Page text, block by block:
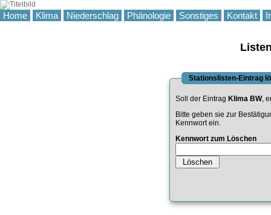
Home Klima Niederschlag Phänologie Sonstiges Kontakt
Stationslisten-Eintrag
Soll der Eintrag Klima BW,
Bitte geben sie zur
Kennwort ein.
Kennwort zum Löschen